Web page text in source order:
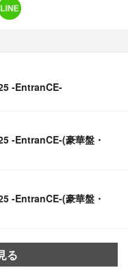
-EntranCE-
-EntranCE-(豪華盤・
-EntranCE-(豪華盤・
る